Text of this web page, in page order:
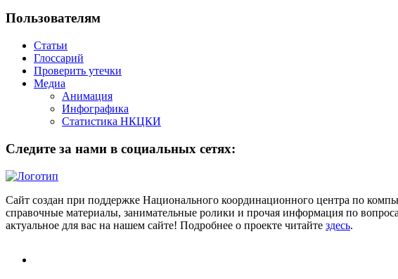
Пользователям
Статьи
Глоссарий
Проверить утечки
Медиа
Анимация
Инфографика
Статистика НКЦКИ
Следите за нами в социальных сетях:
Сайт создан при поддержке Национального координационного центра по
справочные материалы, занимательные ролики и прочая информация по
актуальное для вас на нашем сайте! Подробнее о проекте читайте здесь.